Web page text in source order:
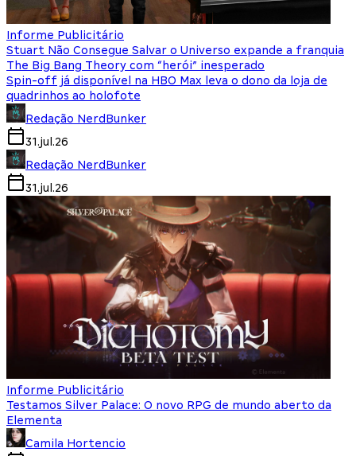
Informe Publicitário
Stuart Não Consegue Salvar o Universo expande a franquia
The Big Bang Theory com “herói” inesperado
Spin-off já disponível na HBO Max leva o dono da loja de
quadrinhos ao holofote
Redação NerdBunker
31.jul.26
Redação NerdBunker
31.jul.26
Informe Publicitário
Testamos Silver Palace: O novo RPG de mundo aberto da
Elementa
Camila Hortencio